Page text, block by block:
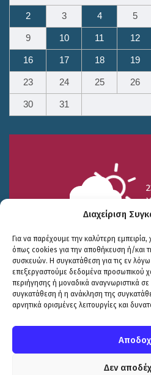
Διαχείριση
Για να παρέχουμε την καλύτερη εμπειρία,
όπως cookies για την αποθήκευση ή/και
συσκευών. Η συγκατάθεση για τις εν
επεξεργαστούμε δεδομένα προσωπικού
περιήγησης ή μοναδικά αναγνωριστικά
συγκατάθεση ή η ανάκληση της
αρνητικά ορισμένες λειτουργίες και
Δεν
2 3 4 5
9 10 11 12
16 17 18 19
23 24 25 26
30 31
25/7
15.73 oC
26/7
17.99oC
© COPYRIGHT ΔΗΜΟΣ ΣΟΥΛΙΟΥ 2026
ΕΓΚΡΙΤΟΣ